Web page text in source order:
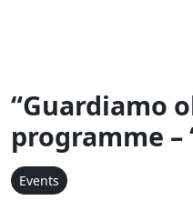
“Guardiamo
programme –
Events